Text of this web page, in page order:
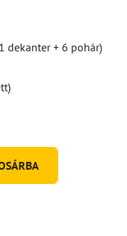
dekanter + 6 pohár)